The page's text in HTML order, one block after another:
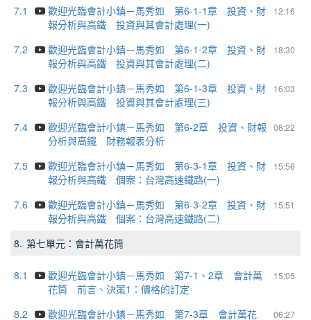
7.1 12:16
歡迎光臨會計小鎮－馬秀如 第6-1-1章 投資、財
報分析與高鐵 投資與其會計處理(一)
7.2
18:30
歡迎光臨會計小鎮－馬秀如 第6-1-2章 投資、財
報分析與高鐵 投資與其會計處理(二)
7.3
16:03
歡迎光臨會計小鎮－馬秀如 第6-1-3章 投資、財
報分析與高鐵 投資與其會計處理(三)
7.4
08:22
歡迎光臨會計小鎮－馬秀如 第6-2章 投資、財報
分析與高鐵 財務報表分析
7.5
15:56
歡迎光臨會計小鎮－馬秀如 第6-3-1章 投資、財
報分析與高鐵 個案：台灣高速鐵路(一)
7.6
15:51
歡迎光臨會計小鎮－馬秀如 第6-3-2章 投資、財
報分析與高鐵 個案：台灣高速鐵路(二)
8. 第七單元：會計萬花筒
8.1 15:05
歡迎光臨會計小鎮－馬秀如 第7-1、2章 會計萬
花筒 前言、決策1：價格的訂定
8.2
06:27
歡迎光臨會計小鎮－馬秀如 第7-3章 會計萬花